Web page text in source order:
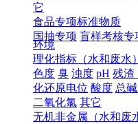
它
食品专项标准物质
国抽专项 盲样考核专
环境
理化指标（水和废水）
色度 臭 浊度 pH 残渣
化还原电位 酸度 总
二氧化氯 其它
无机非金属（水和废